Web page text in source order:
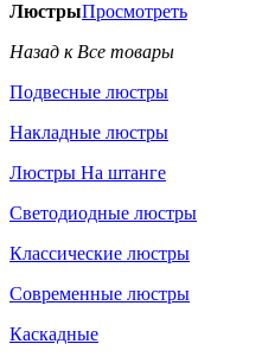
ЛюстрыПросмотреть
Назад к Все товары
Подвесные люстры
Накладные люстры
Люстры На штанге
Светодиодные люстры
Классические люстры
Современные люстры
Каскадные